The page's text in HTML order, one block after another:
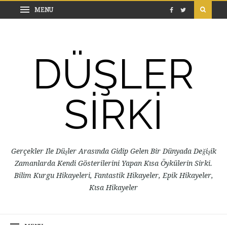
DÜŞLER
SİRKİ
Gerçekler Ile Düşler Arasında Gidip Gelen Bir Dünyada Değişik
Zamanlarda Kendi Gösterilerini Yapan Kısa Öykülerin Sirki.
Bilim Kurgu Hikayeleri, Fantastik Hikayeler, Epik Hikayeler,
Kısa Hikayeler